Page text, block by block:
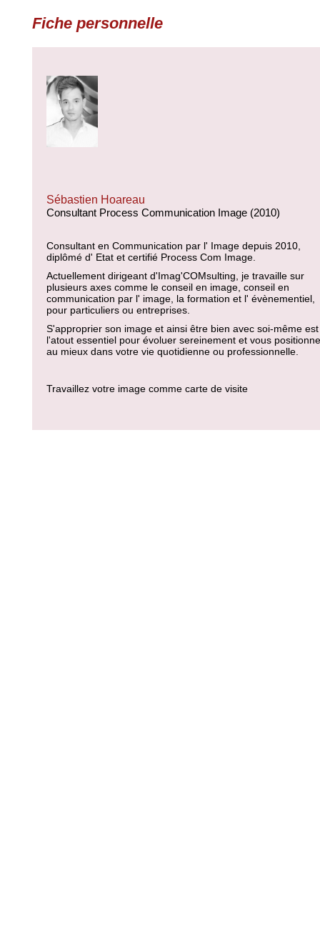
Fiche personnelle
Sébastien Hoareau
Consultant Process Communication Image (2010)
Consultant en Communication par l' Image depuis 2010,
diplômé d' Etat et certifié Process Com Image.
Actuellement dirigeant d'Imag'COMsulting, je travaille sur
plusieurs axes comme le conseil en image, conseil en
communication par l' image, la formation et l' évènementiel,
pour particuliers ou entreprises.
S'approprier son image et ainsi être bien avec soi-même est
l'atout essentiel pour évoluer sereinement et vous
au mieux dans votre vie quotidienne ou professionnelle.
Travaillez votre image comme carte de visite